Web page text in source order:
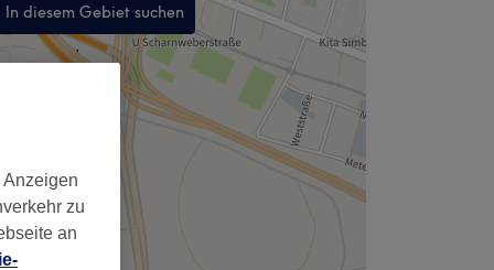
In diesem Gebiet suchen
,
zu
an